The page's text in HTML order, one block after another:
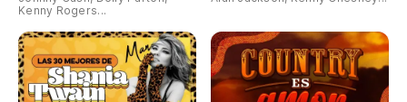
Kenny Rogers...